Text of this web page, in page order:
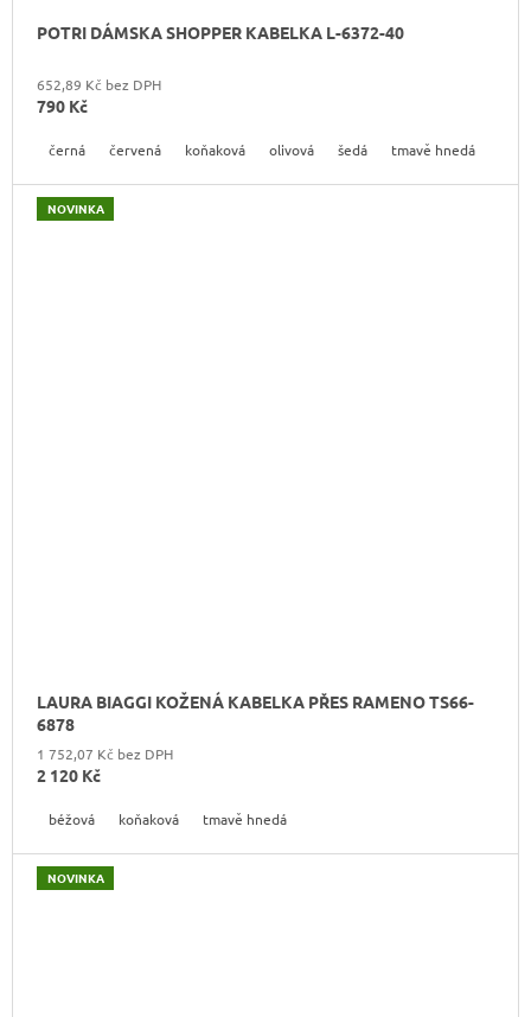
POTRI DÁMSKA SHOPPER KABELKA L-6372-40
652,89 Kč bez DPH
790 Kč
černá červená koňaková olivová šedá tmavě hnedá
NOVINKA
LAURA BIAGGI KOŽENÁ KABELKA PŘES RAMENO TS66-
6878
1 752,07 Kč bez DPH
2 120 Kč
béžová koňaková tmavě hnedá
NOVINKA